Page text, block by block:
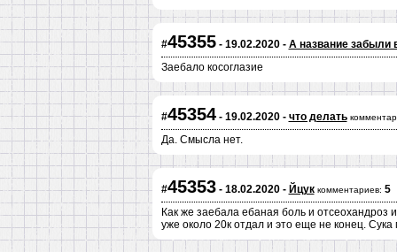
#45355- 19.02.2020 - А название забыли
Заебало косоглазие
#45354- 19.02.2020 - что делать
Да. Смысла нет.
#45353- 18.02.2020 - Йцук комментариев: 5
Как же заебала ебаная боль и отсеохандроз
уже около 20к отдал и это еще не конец.